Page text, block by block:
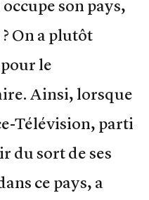
son pays,
On a plutôt
le
Ainsi, lorsque
Télévision, parti
du sort de ses
ce pays, a